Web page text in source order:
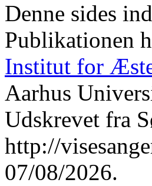
Denne sides
Publikationen
Institut for
Aarhus
Udskrevet fra
http://
07/08/2026.